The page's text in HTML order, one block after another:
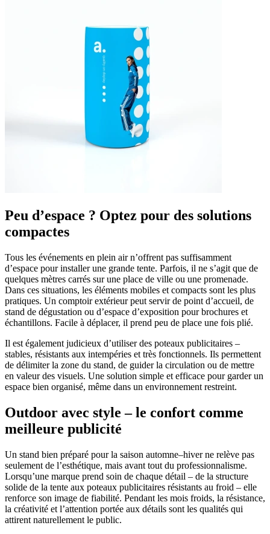
Peu d’espace ? Optez pour des solutions
compactes
Tous les événements en plein air n’offrent pas suffisamment
d’espace pour installer une grande tente. Parfois, il ne s’agit que de
quelques mètres carrés sur une place de ville ou une promenade.
Dans ces situations, les éléments mobiles et compacts sont les plus
pratiques. Un comptoir extérieur peut servir de point d’accueil, de
stand de dégustation ou d’espace d’exposition pour brochures et
échantillons. Facile à déplacer, il prend peu de place une fois plié.
Il est également judicieux d’utiliser des poteaux publicitaires –
stables, résistants aux intempéries et très fonctionnels. Ils permettent
de délimiter la zone du stand, de guider la circulation ou de mettre
en valeur des visuels. Une solution simple et efficace pour garder un
espace bien organisé, même dans un environnement restreint.
Outdoor avec style – le confort comme
meilleure publicité
Un stand bien préparé pour la saison automne–hiver ne relève pas
seulement de l’esthétique, mais avant tout du professionnalisme.
Lorsqu’une marque prend soin de chaque détail – de la structure
solide de la tente aux poteaux publicitaires résistants au froid – elle
renforce son image de fiabilité. Pendant les mois froids, la résistance,
la créativité et l’attention portée aux détails sont les qualités qui
attirent naturellement le public.